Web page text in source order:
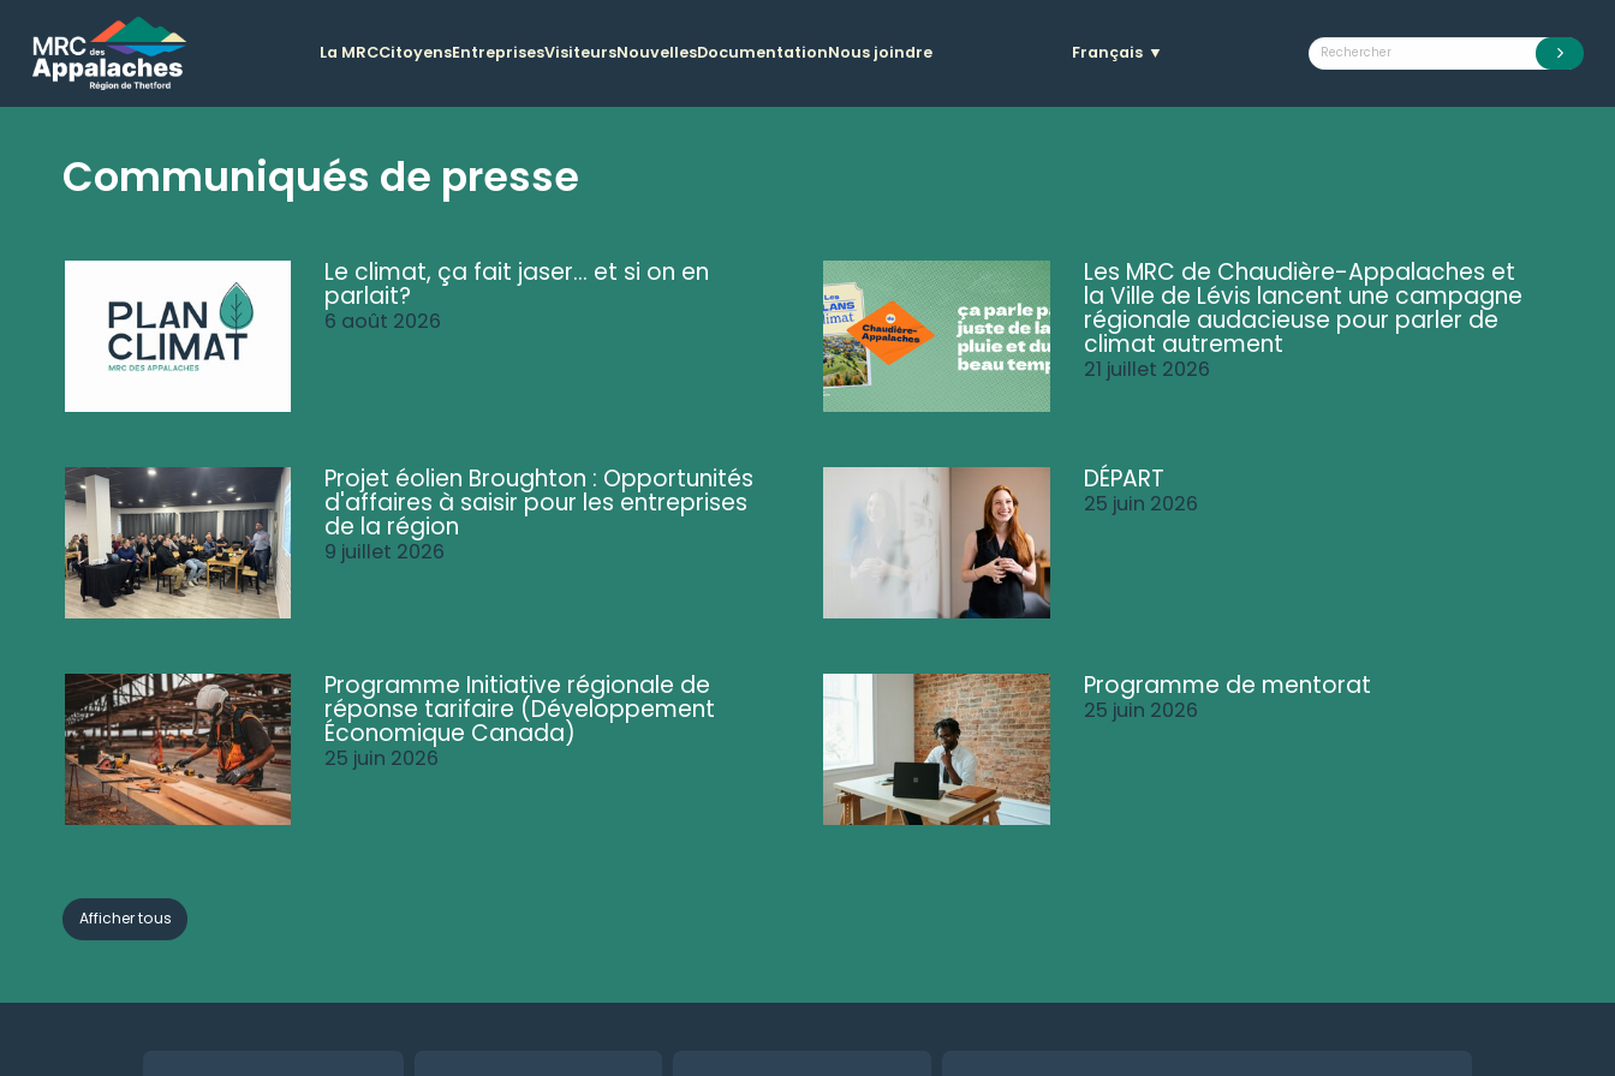
La MRCCitoyensEntreprisesVisiteursNouvellesDocumentationNous joindre Français ▼
Communiqués de presse
Le climat, ça fait jaser... et si on en
parlait?
6 août 2026
Les MRC de Chaudière-Appalaches et
la Ville de Lévis lancent une campagne
régionale audacieuse pour parler de
climat autrement
21 juillet 2026
Projet éolien Broughton : Opportunités
d'affaires à saisir pour les entreprises
de la région
9 juillet 2026
DÉPART
25 juin 2026
Programme Initiative régionale de
réponse tarifaire (Développement
Économique Canada)
25 juin 2026
Programme de mentorat
25 juin 2026
Afficher tous